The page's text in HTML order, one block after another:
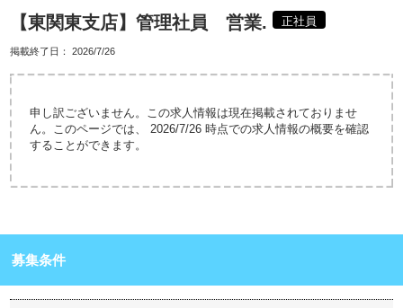
【東関東支店】管理社員 営業. 正社員
掲載終了日： 2026/7/26
申し訳ございません。この求人情報は現在掲載されておりませ
ん。このページでは、 2026/7/26 時点での求人情報の概要を確認
することができます。
募集条件